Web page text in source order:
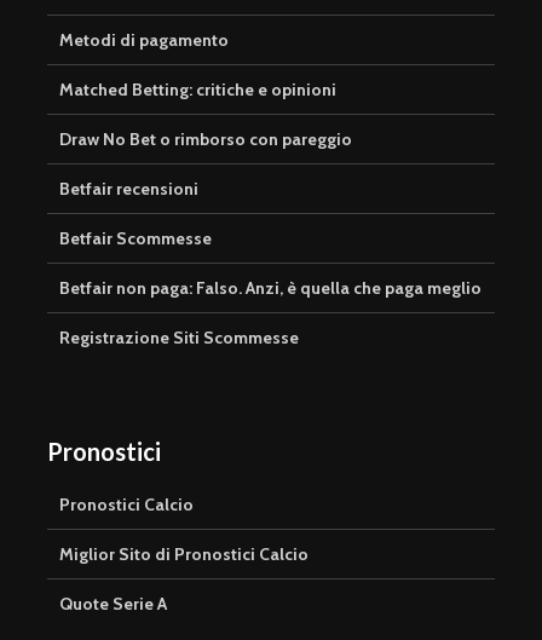
Metodi di pagamento
Matched Betting: critiche e opinioni
Draw No Bet o rimborso con pareggio
Betfair recensioni
Betfair Scommesse
Betfair non paga: Falso. Anzi, è quella che paga meglio
Registrazione Siti Scommesse
Pronostici
Pronostici Calcio
Miglior Sito di Pronostici Calcio
Quote Serie A